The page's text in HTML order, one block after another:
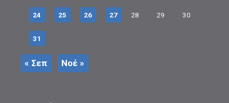
24 25 26 27 28 29 30
31
« Σεπ Νοέ »